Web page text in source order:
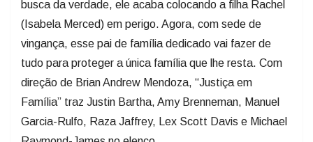
busca da verdade, ele acaba colocando a filha Rachel
(Isabela Merced) em perigo. Agora, com sede de
vingança, esse pai de família dedicado vai fazer de
tudo para proteger a única família que lhe resta. Com
direção de Brian Andrew Mendoza, “Justiça em
Família” traz Justin Bartha, Amy Brenneman, Manuel
Garcia-Rulfo, Raza Jaffrey, Lex Scott Davis e Michael